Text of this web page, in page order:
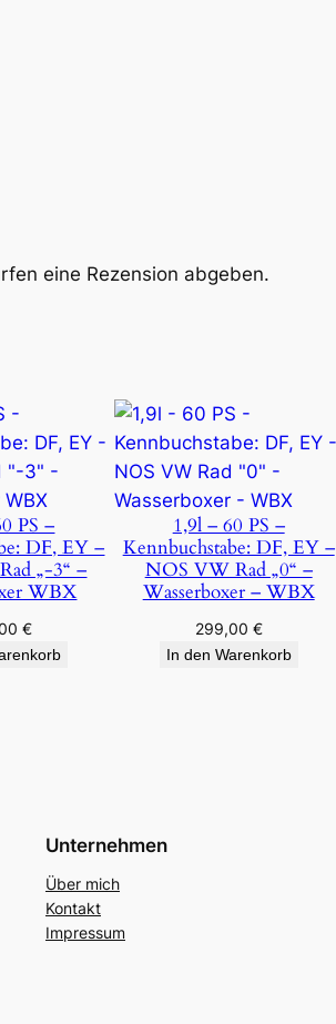
eine Rezension abgeben.
PS –
DF, EY –
„-3“ –
WBX
€
1,9l – 60 PS –
Kennbuchstabe: DF, EY –
NOS VW Rad „0“ –
Wasserboxer – WBX
299,00 €
In den Warenkorb
Unternehmen
Über mich
Kontakt
Impressum